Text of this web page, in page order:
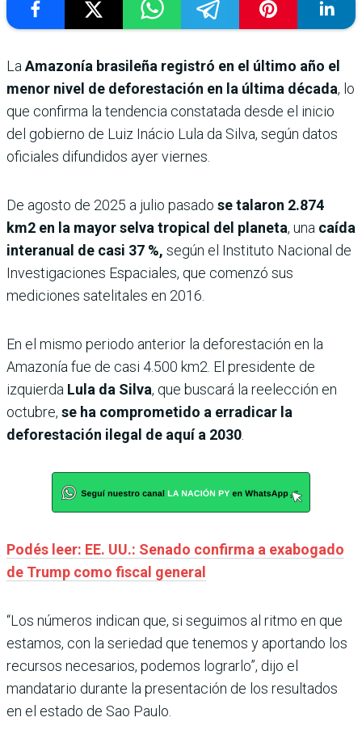
La Amazonía brasileña registró en el último año el
menor nivel de deforestación en la última década, lo
que confirma la tendencia constatada desde el inicio
del gobierno de Luiz Inácio Lula da Silva, según datos
oficiales difundidos ayer viernes.
De agosto de 2025 a julio pasado se talaron 2.874
km2 en la mayor selva tropical del planeta, una caída
interanual de casi 37 %, según el Instituto Nacional de
Investigaciones Espaciales, que comenzó sus
mediciones satelitales en 2016.
En el mismo periodo anterior la deforestación en la
Amazonía fue de casi 4.500 km2. El presidente de
izquierda Lula da Silva, que buscará la reelección en
octubre, se ha comprometido a erradicar la
deforestación ilegal de aquí a 2030
Podés leer: EE. UU.: Senado confirma a exabogado
de Trump como fiscal general
“Los números indican que, si seguimos al ritmo en que
estamos, con la seriedad que tenemos y aportando los
recursos necesarios, podemos lograrlo”, dijo el
mandatario durante la presentación de los resultados
en el estado de Sao Paulo.